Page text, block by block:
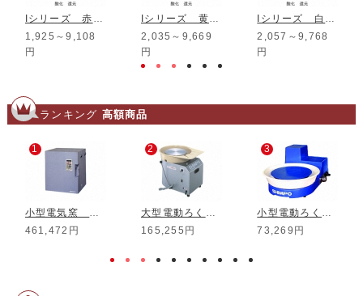
Iシリーズ 赤伊羅保釉
1,925～9,108
円
Iシリーズ 黄伊羅保釉
2,035～9,669
円
Iシリーズ 白伊羅保釉
2,057～9,768
円
ランキング 高額商品
1
小型電気窯 DMT-01
461,472円
2
大型電動ろくろ RK-3D
165,255円
3
小型電動ろくろ RK-5T
73,269円